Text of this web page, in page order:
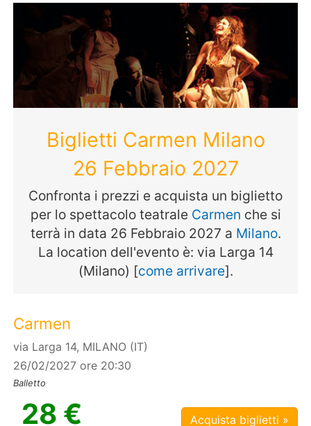
Biglietti Carmen Milano
26 Febbraio 2027
Confronta i prezzi e acquista un biglietto
per lo spettacolo teatrale Carmen che si
terrà in data 26 Febbraio 2027 a Milano.
La location dell'evento è: via Larga 14
(Milano) [come arrivare].
Carmen
via Larga 14, MILANO (IT)
26/02/2027 ore 20:30
Balletto
28 € Acquista biglietti »